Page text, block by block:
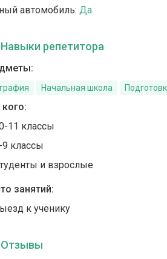
автомобиль: Да
Навыки репетитора
Начальная школа
11 классы
9 классы
и взрослые
занятий:
к ученику
Отзывы